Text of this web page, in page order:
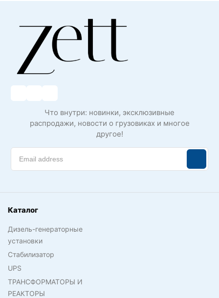
Что внутри: новинки, эксклюзивные
распродажи, новости о грузовиках и многое
другое!
Каталог
Дизель-генераторные
установки
Стабилизатор
UPS
ТРАНСФОРМАТОРЫ И
РЕАКТОРЫ